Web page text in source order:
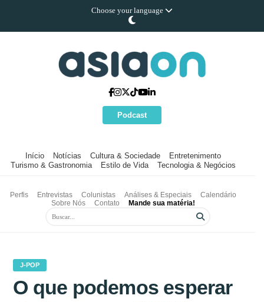
Choose your language
Podcast
Início Notícias Cultura & Sociedade
Entretenimento
Turismo & Gastronomia
Estilo de Vida Tecnologia & Negócios
Perfis Entrevistas Colunistas Análises & Especiais
Calendário
Sobre Nós
Contato Mande sua matéria!
J-POP
O que podemos esperar